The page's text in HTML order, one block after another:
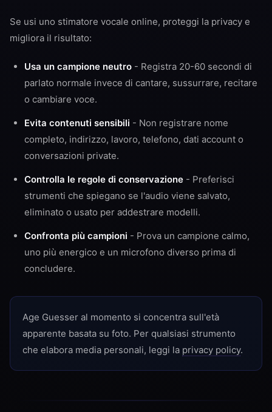
Se usi uno stimatore vocale online, proteggi la privacy e
migliora il risultato:
Usa un campione neutro - Registra 20-60 secondi di
parlato normale invece di cantare, sussurrare, recitare
o cambiare voce.
Evita contenuti sensibili - Non registrare nome
completo, indirizzo, lavoro, telefono, dati account o
conversazioni private.
Controlla le regole di conservazione - Preferisci
strumenti che spiegano se l'audio viene salvato,
eliminato o usato per addestrare modelli.
Confronta più campioni - Prova un campione calmo,
uno più energico e un microfono diverso prima di
concludere.
Age Guesser al momento si concentra sull'età
apparente basata su foto. Per qualsiasi strumento
che elabora media personali, leggi la privacy policy.